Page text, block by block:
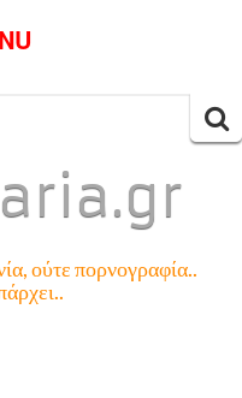
ούτε πορνογραφία..